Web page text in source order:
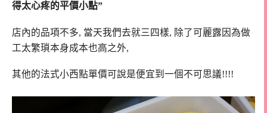
得太心疼的平價小點”
店內的品項不多, 當天我們去就三四樣, 除了可麗露因為做
工太繁瑣本身成本也高之外,
其他的法式小西點單價可說是便宜到一個不可思議!!!!